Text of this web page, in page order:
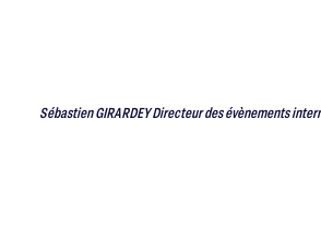
Sébastien GIRARDEY Directeur des évènements